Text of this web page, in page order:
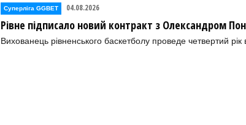
Суперліга GGBET 04.08.2026
Рівне підписало новий контракт з Олександром
Вихованець рівненського баскетболу проведе четвертий рік